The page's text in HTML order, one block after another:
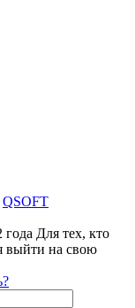
QSOFT
года Для тех, кто
выйти на свою